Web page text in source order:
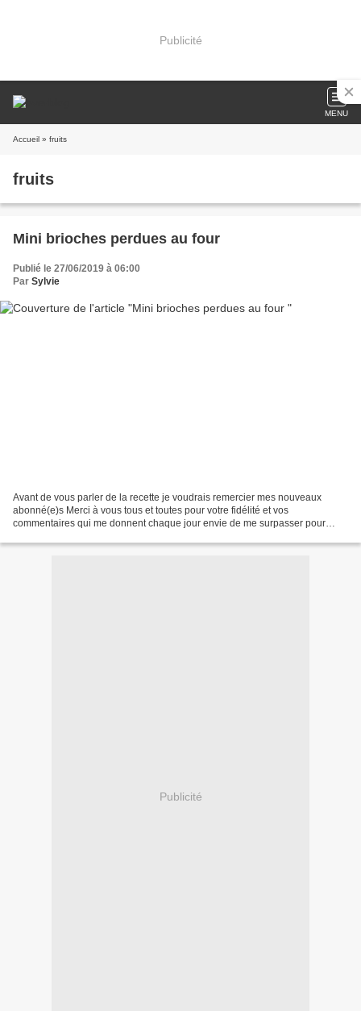
Publicité
MENU
Accueil » fruits
fruits
Mini brioches perdues au four
Publié le 27/06/2019 à 06:00
Par Sylvie
Avant de vous parler de la recette je voudrais remercier mes nouveaux
abonné(e)s Merci à vous tous et toutes pour votre fidélité et vos
commentaires qui me donnent chaque jour envie de me surpasser pour
Publicité